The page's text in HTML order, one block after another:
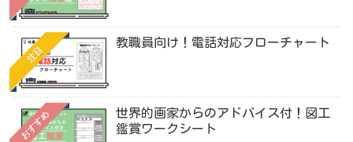
注目
教職員向け！電話対応フローチャート
おすすめ
世界的画家からのアドバイス付！図工
鑑賞ワークシート